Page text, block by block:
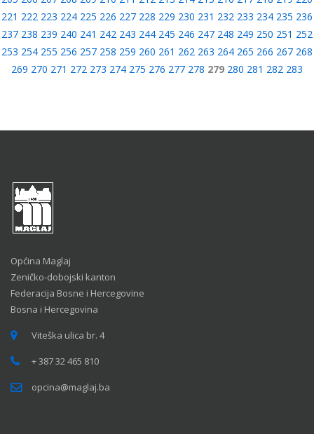
221 222 223 224 225 226 227 228 229 230 231 232 233 234 235 236
237 238 239 240 241 242 243 244 245 246 247 248 249 250 251 252
253 254 255 256 257 258 259 260 261 262 263 264 265 266 267 268
269 270 271 272 273 274 275 276 277 278 279 280 281 282 283
Općina Maglaj
Zeničko-dobojski kanton
Federacija Bosne i Hercegovine
Bosna i Hercegovina
Viteška ulica br. 4
+ 387 32 465 810
opcina@maglaj.ba